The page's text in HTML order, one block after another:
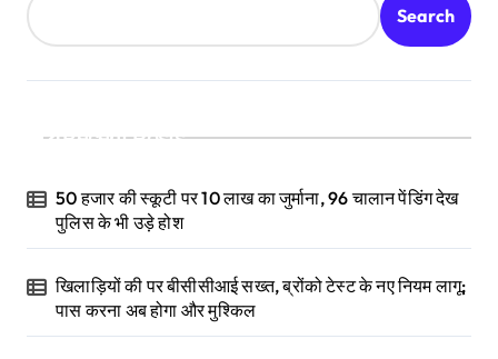
Search
Recent Posts
50 हजार की स्कूटी पर 10 लाख का जुर्माना, 96 चालान पेंडिंग देख
पुलिस के भी उड़े होश
खिलाड़ियों की पर बीसीसीआई सख्त, ब्रोंको टेस्ट के नए नियम लागू;
पास करना अब होगा और मुश्किल